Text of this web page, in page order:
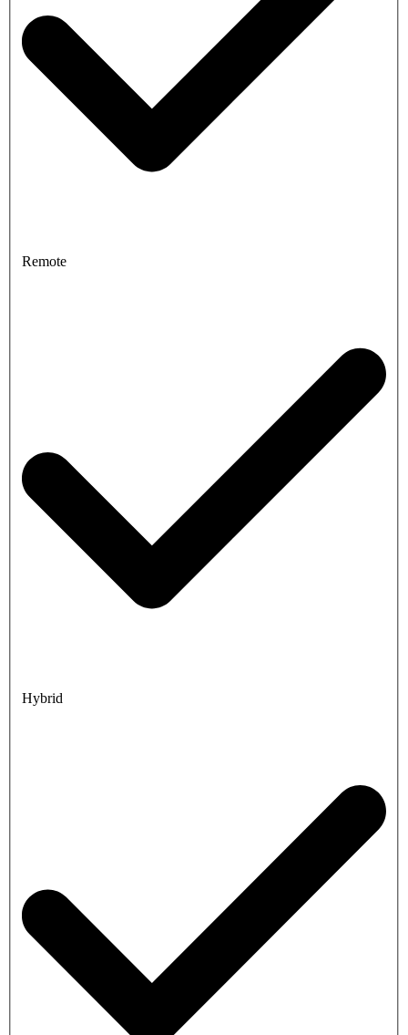
Remote
Hybrid